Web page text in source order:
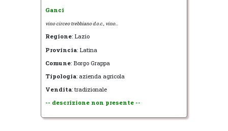
Ganci
vino circeo trebbiano d.o.c., vino...
Regione: Lazio
Provincia: Latina
Comune: Borgo Grappa
Tipologia: azienda agricola
Vendita: tradizionale
-- descrizione non presente --